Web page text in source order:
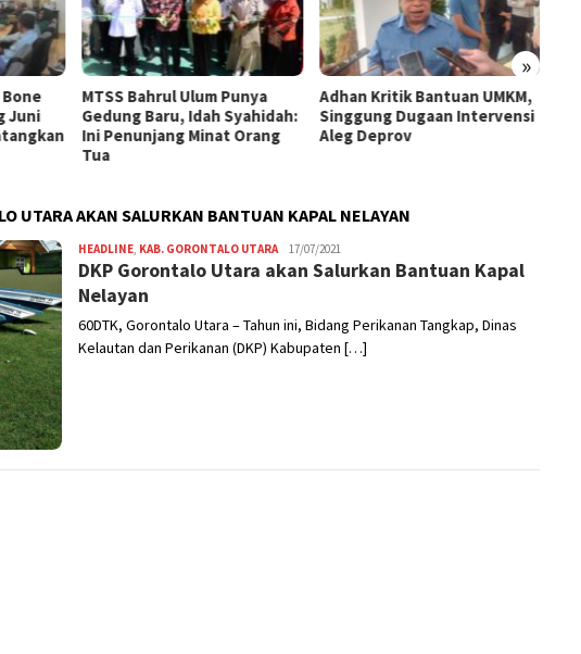
»
Juni
MTSS Bahrul Ulum Punya
Gedung Baru, Idah Syahidah:
Ini Penunjang Minat Orang
Tua
Adhan Kritik Bantuan UMKM,
Singgung Dugaan Intervensi
Aleg Deprov
UTARA AKAN SALURKAN BANTUAN KAPAL NELAYAN
HEADLINE KAB. GORONTALO UTARA Usman
Dai
17/07/2021
DKP Gorontalo Utara akan Salurkan Bantuan Kapal
Nelayan
60DTK, Gorontalo Utara – Tahun ini, Bidang Perikanan Tangkap, Dinas
Kelautan dan Perikanan (DKP) Kabupaten […]